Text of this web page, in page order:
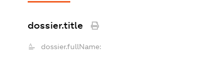
dossier.title
dossier.fullName: